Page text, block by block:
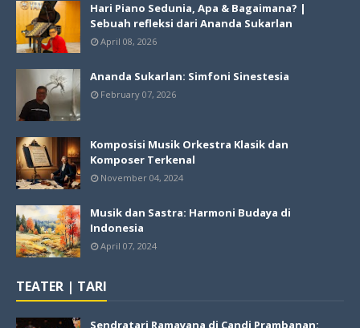
Hari Piano Sedunia, Apa & Bagaimana? |
Sebuah refleksi dari Ananda Sukarlan
April 08, 2026
Ananda Sukarlan: Simfoni Sinestesia
February 07, 2026
Komposisi Musik Orkestra Klasik dan
Komposer Terkenal
November 04, 2024
Musik dan Sastra: Harmoni Budaya di
Indonesia
April 07, 2024
TEATER | TARI
Sendratari Ramayana di Candi Prambanan: